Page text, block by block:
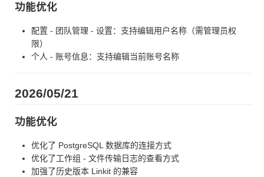
功能优化
配置 - 团队管理 - 设置：支持编辑用户名称（需管理员权
限）
个人 - 账号信息：支持编辑当前账号名称
2026/05/21
功能优化
优化了 PostgreSQL 数据库的连接方式
优化了工作组 - 文件传输日志的查看方式
加强了历史版本 Linkit 的兼容